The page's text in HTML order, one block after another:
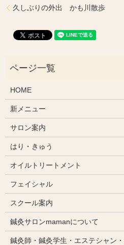
久しぶりの外出 かも川散歩
HOME
新メニュー
サロン案内
はり・きゅう
オイルトリートメント
フェイシャル
スクール案内
鍼灸サロンmamanについて
鍼灸師・鍼灸学生・エステシャン